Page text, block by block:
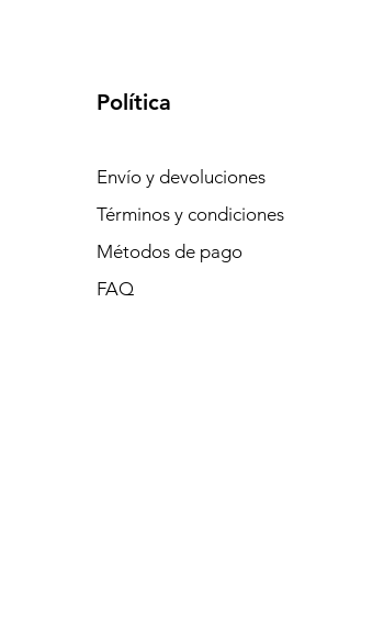
Política
Envío y devoluciones
Términos y condiciones
Métodos de pago
FAQ